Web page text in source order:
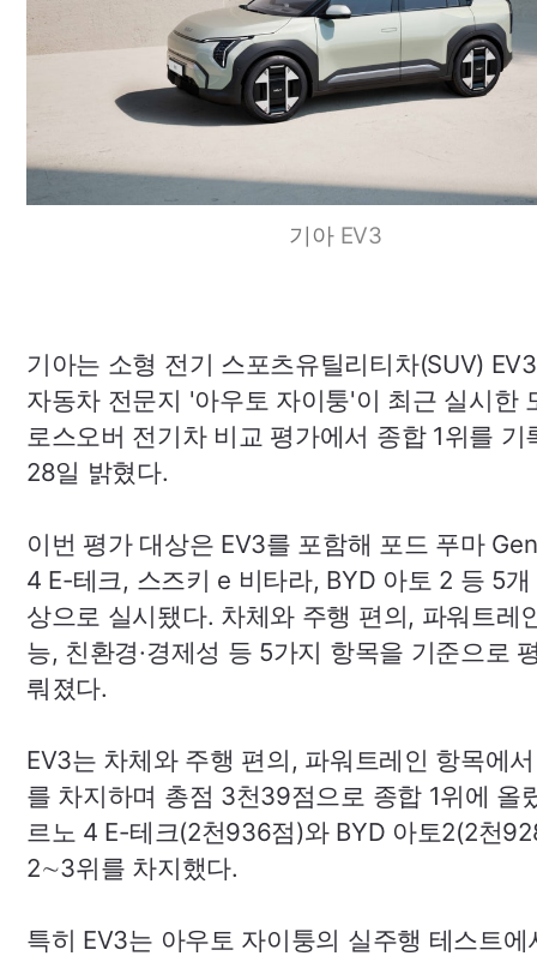
기아 EV3
기아는 소형 전기 스포츠유틸리티차(SUV) EV3
자동차 전문지 '아우토 자이퉁'이 최근 실시한
로스오버 전기차 비교 평가에서 종합 1위를 기
28일 밝혔다.
이번 평가 대상은 EV3를 포함해 포드 푸마
4 E-테크, 스즈키 e 비타라, BYD 아토 2 등 5
상으로 실시됐다. 차체와 주행 편의, 파워트레
능, 친환경·경제성 등 5가지 항목을 기준으로
뤄졌다.
EV3는 차체와 주행 편의, 파워트레인 항목에
를 차지하며 총점 3천39점으로 종합 1위에 올
르노 4 E-테크(2천936점)와 BYD 아토2(2천
2∼3위를 차지했다.
특히 EV3는 아우토 자이퉁의 실주행 테스트